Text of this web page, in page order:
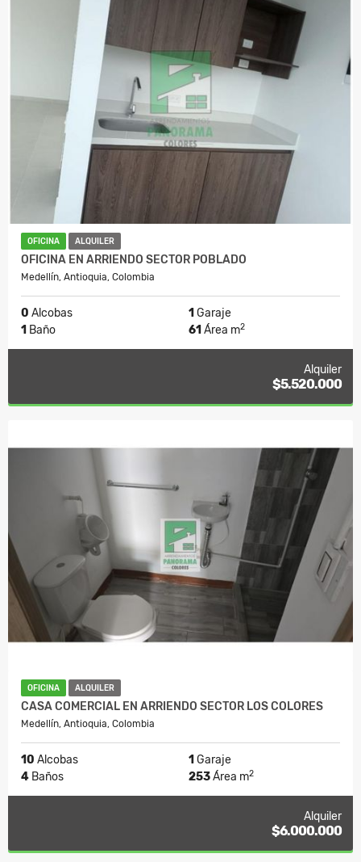
OFICINA ALQUILER
OFICINA EN ARRIENDO SECTOR POBLADO
Medellín, Antioquia, Colombia
0 Alcobas 1 Garaje
1 Baño 61 Área m2
Alquiler
$5.520.000
OFICINA ALQUILER
CASA COMERCIAL EN ARRIENDO SECTOR LOS COLORES
Medellín, Antioquia, Colombia
10 Alcobas 1 Garaje
4 Baños 253Área m2
Alquiler
$6.000.000